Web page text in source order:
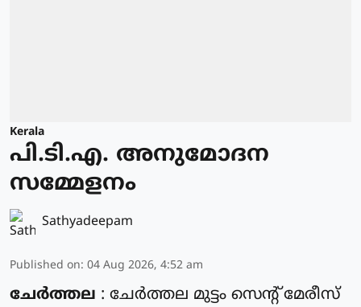
Kerala
പി.ടി.എ. അനുമോദന
സമ്മേളനം
Sathyadeepam
Published on: 04 Aug 2026, 4:52 am
ചേർത്തല : ചേർത്തല മുട്ടം സെൻ്റ് മേരീസ്